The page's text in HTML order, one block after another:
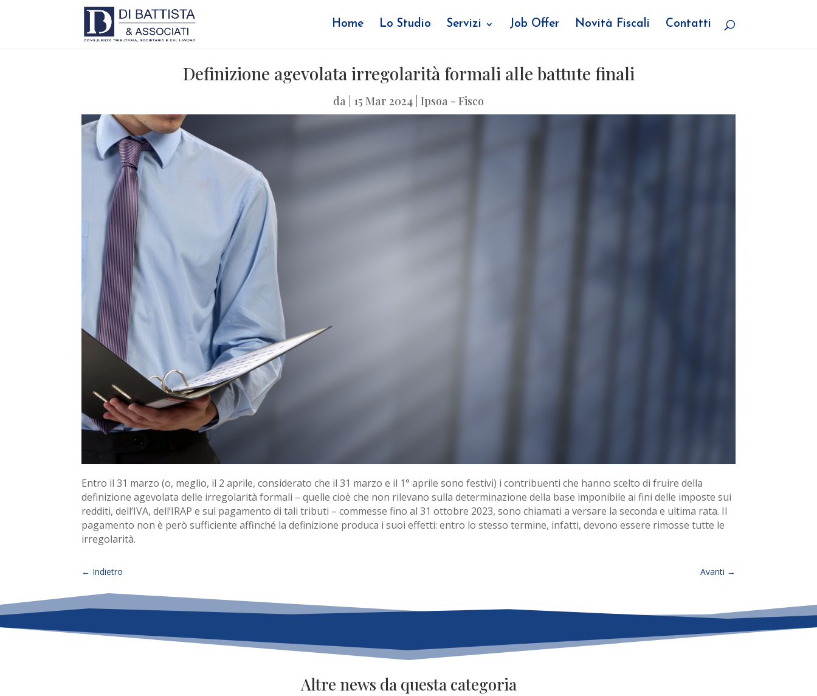
Home Lo Studio Servizi Job Offer Novità Fiscali Contatti
Definizione agevolata irregolarità formali alle battute finali
da 15 Mar 2024 Ipsoa - Fisco
Entro il 31 marzo (o, meglio, il 2 aprile, considerato che il 31 marzo e il 1° aprile sono festivi) i contribuenti che hanno scelto di fruire della
definizione agevolata delle irregolarità formali – quelle cioè che non rilevano sulla determinazione della base imponibile ai fini delle imposte sui
redditi, dell’IVA, dell’IRAP e sul pagamento di tali tributi – commesse fino al 31 ottobre 2023, sono chiamati a versare la seconda e ultima rata. Il
pagamento non è però sufficiente affinché la definizione produca i suoi effetti: entro lo stesso termine, infatti, devono essere rimosse tutte le
irregolarità.
← Indietro Avanti →
Altre news da questa categoria